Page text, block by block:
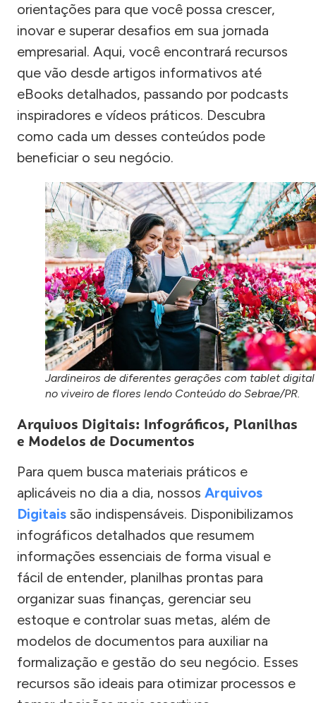
orientações para que você possa crescer,
inovar e superar desafios em sua jornada
empresarial. Aqui, você encontrará recursos
que vão desde artigos informativos até
eBooks detalhados, passando por podcasts
inspiradores e vídeos práticos. Descubra
como cada um desses conteúdos pode
beneficiar o seu negócio.
Jardineiros de diferentes gerações com tablet digital
no viveiro de flores lendo Conteúdo do Sebrae/PR.
Arquivos Digitais: Infográficos, Planilhas
e Modelos de Documentos
Para quem busca materiais práticos e
aplicáveis no dia a dia, nossos Arquivos
Digitais são indispensáveis. Disponibilizamos
infográficos detalhados que resumem
informações essenciais de forma visual e
fácil de entender, planilhas prontas para
organizar suas finanças, gerenciar seu
estoque e controlar suas metas, além de
modelos de documentos para auxiliar na
formalização e gestão do seu negócio. Esses
recursos são ideais para otimizar processos e